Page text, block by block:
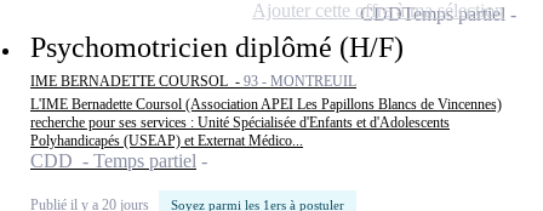
Psychomotricien diplômé (H/F)
IME BERNADETTE COURSOL - 93 - MONTREUIL
L'IME Bernadette Coursol (Association APEI Les Papillons Blancs de Vincennes)
recherche pour ses services : Unité Spécialisée d'Enfants et d'Adolescents
Polyhandicapés (USEAP) et Externat Médico...
CDD - Temps partiel
Publié il y a 20 jours Soyez parmi les 1ers à postuler
CDDTemps partiel
Ajouter cette offre à ma sélection